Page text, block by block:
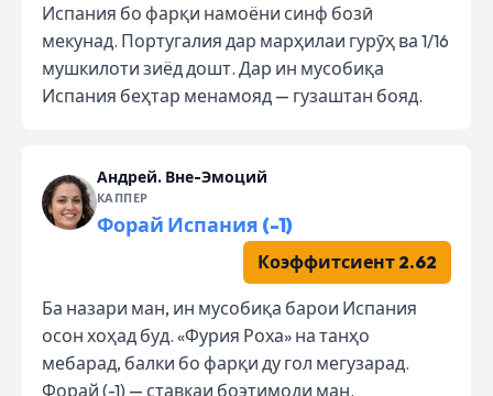
Испания бо фарқи намоёни синф бозӣ
мекунад. Португалия дар марҳилаи гурӯҳ ва 1/16
мушкилоти зиёд дошт. Дар ин мусобиқа
Испания беҳтар менамояд — гузаштан бояд.
Андрей. Вне-Эмоций
КАППЕР
Форай Испания (-1)
Коэффитсиент 2.62
Ба назари ман, ин мусобиқа барои Испания
осон хоҳад буд. «Фурия Роха» на танҳо
мебарад, балки бо фарқи ду гол мегузарад.
Форай (-1) — ставкаи боэтимоди ман.